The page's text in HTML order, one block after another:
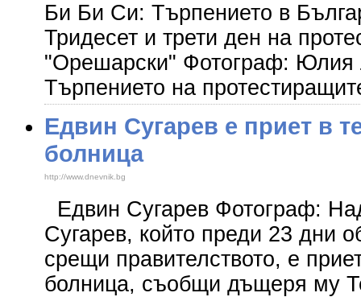
Би Би Си: Търпението в
Тридесет и трети ден на
"Орешарски" Фотограф:
Търпението на
Едвин Сугарев е приет в
болница
http://www.dnevnik.bg
Едвин Сугарев Фотограф:
Сугарев, който преди 23 дни
срещи правителството, е
болница, съобщи дъщеря му